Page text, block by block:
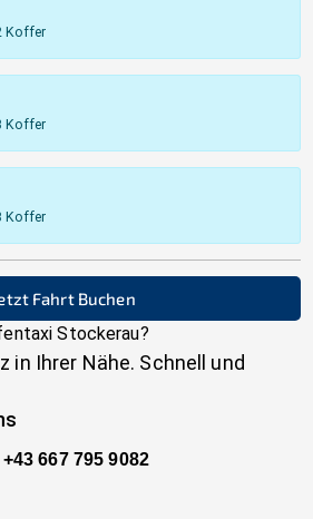
Koffer
Koffer
Koffer
Fahrt Buchen
Stockerau?
in Ihrer Nähe. Schnell und
+43 667 795 9082